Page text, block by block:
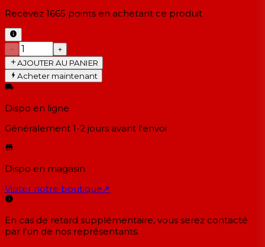
Recevez 1665 points en achetant ce produit
−
+
AJOUTER AU PANIER
Acheter maintenant
Dispo en ligne
Généralement 1-2 jours avant l'envoi
Dispo en magasin
Visiter notre boutique↗
En cas de retard supplémentaire, vous serez contacté
par l'un de nos représentants.